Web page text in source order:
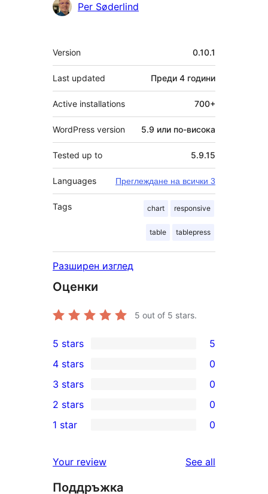
Per Søderlind
Мета
Version 0.10.1
Last updated Преди 4 години
Active installations 700+
WordPress version 5.9 или по-висока
Tested up to 5.9.15
Languages Преглеждане на всички 3
Tags chart responsive
table tablepress
Разширен изглед
Оценки
5 out of 5 stars.
5
5-
star
reviews
5 stars 5
4-
star
reviews
4 stars 0
0
3-
star
3 stars 0
2-
reviews
2 stars 0
star
reviews
1 star 0
Your review See all
Поддръжка